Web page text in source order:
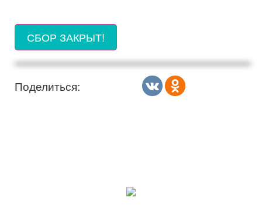
СБОР ЗАКРЫТ!
Поделиться: